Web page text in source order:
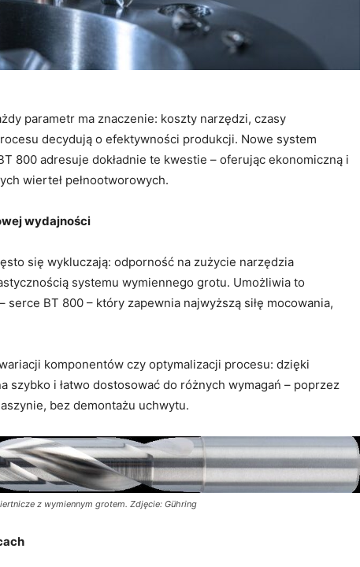
parametr ma znaczenie: koszty narzędzi, czasy
decydują o efektywności produkcji. Nowe system
800 adresuje dokładnie te kwestie – oferując ekonomiczną i
wierteł pełnootworowych.
wydajności
się wykluczają: odporność na zużycie narzędzia
systemu wymiennego grotu. Umożliwia to
BT 800 – który zapewnia najwyższą siłę mocowania,
komponentów czy optymalizacji procesu: dzięki
szybko i łatwo dostosować do różnych wymagań – poprzez
bez demontażu uchwytu.
z wymiennym grotem. Zdjęcie: Gühring